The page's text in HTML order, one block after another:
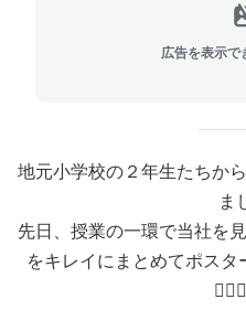
広告を表示で
地元小学校の２年生たちか
ま
先日、授業の一環で当社を
をキレイにまとめてポス